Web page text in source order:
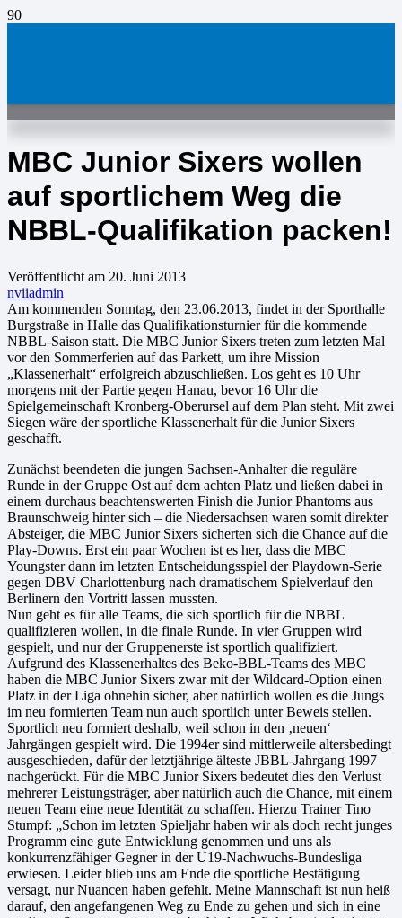
MBC Junior Sixers wollen
auf sportlichem Weg die
NBBL-Qualifikation packen!
Veröffentlicht am 20. Juni 2013
nviiadmin
Am kommenden Sonntag, den 23.06.2013, findet in der Sporthalle
Burgstraße in Halle das Qualifikationsturnier für die kommende
NBBL-Saison statt. Die MBC Junior Sixers treten zum letzten Mal
vor den Sommerferien auf das Parkett, um ihre Mission
„Klassenerhalt“ erfolgreich abzuschließen. Los geht es 10 Uhr
morgens mit der Partie gegen Hanau, bevor 16 Uhr die
Spielgemeinschaft Kronberg-Oberursel auf dem Plan steht. Mit zwei
Siegen wäre der sportliche Klassenerhalt für die Junior Sixers
geschafft.
Zunächst beendeten die jungen Sachsen-Anhalter die reguläre
Runde in der Gruppe Ost auf dem achten Platz und ließen dabei in
einem durchaus beachtenswerten Finish die Junior Phantoms aus
Braunschweig hinter sich – die Niedersachsen waren somit direkter
Absteiger, die MBC Junior Sixers sicherten sich die Chance auf die
Play-Downs. Erst ein paar Wochen ist es her, dass die MBC
Youngster dann im letzten Entscheidungsspiel der Playdown-Serie
gegen DBV Charlottenburg nach dramatischem Spielverlauf den
Berlinern den Vortritt lassen mussten.
Nun geht es für alle Teams, die sich sportlich für die NBBL
qualifizieren wollen, in die finale Runde. In vier Gruppen wird
gespielt, und nur der Gruppenerste ist sportlich qualifiziert.
Aufgrund des Klassenerhaltes des Beko-BBL-Teams des MBC
haben die MBC Junior Sixers zwar mit der Wildcard-Option einen
Platz in der Liga ohnehin sicher, aber natürlich wollen es die Jungs
im neu formierten Team nun auch sportlich unter Beweis stellen.
Sportlich neu formiert deshalb, weil schon in den ‚neuen‘
Jahrgängen gespielt wird. Die 1994er sind mittlerweile altersbedingt
ausgeschieden, dafür der letztjährige älteste JBBL-Jahrgang 1997
nachgerückt. Für die MBC Junior Sixers bedeutet dies den Verlust
mehrerer Leistungsträger, aber natürlich auch die Chance, mit einem
neuen Team eine neue Identität zu schaffen. Hierzu Trainer Tino
Stumpf: „Schon im letzten Spieljahr haben wir als doch recht junges
Programm eine gute Entwicklung genommen und uns als
konkurrenzfähiger Gegner in der U19-Nachwuchs-Bundesliga
erwiesen. Leider blieb uns am Ende die sportliche Bestätigung
versagt, nur Nuancen haben gefehlt. Meine Mannschaft ist nun heiß
darauf, den angefangenen Weg zu Ende zu gehen und sich in eine